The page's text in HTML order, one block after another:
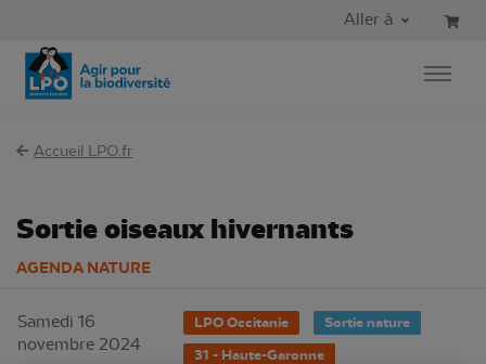
Aller au menu principal
Aller à
Accueil LPO.fr
Sortie oiseaux hivernants
AGENDA NATURE
Samedi 16
novembre 2024
LPO Occitanie
Sortie nature
31 - Haute-Garonne